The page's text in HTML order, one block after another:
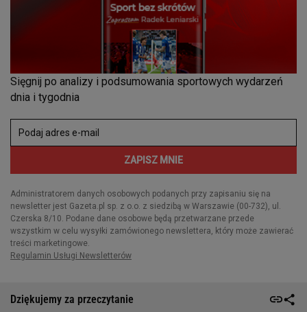
Dziękujemy za przeczytanie